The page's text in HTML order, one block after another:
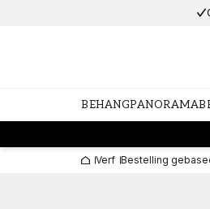
BEHANG
Verf Bestelling